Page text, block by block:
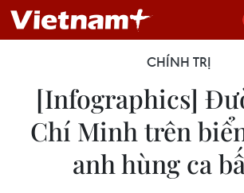
CHÍNH TRỊ
[Infographics]
Chí Minh trên
anh hùng ca